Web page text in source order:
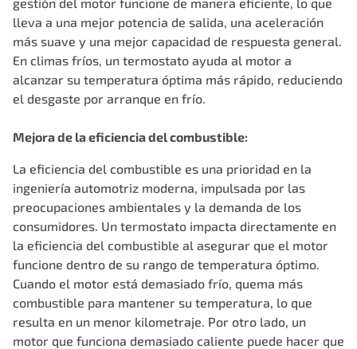
lleva a una mejor potencia de salida, una aceleración
más suave y una mejor capacidad de respuesta general.
En climas fríos, un termostato ayuda al motor a
alcanzar su temperatura óptima más rápido, reduciendo
el desgaste por arranque en frío.
Mejora de la eficiencia del combustible:
La eficiencia del combustible es una prioridad en la
ingeniería automotriz moderna, impulsada por las
preocupaciones ambientales y la demanda de los
consumidores. Un termostato impacta directamente en
la eficiencia del combustible al asegurar que el motor
funcione dentro de su rango de temperatura óptimo.
Cuando el motor está demasiado frío, quema más
combustible para mantener su temperatura, lo que
resulta en un menor kilometraje. Por otro lado, un
motor que funciona demasiado caliente puede hacer que